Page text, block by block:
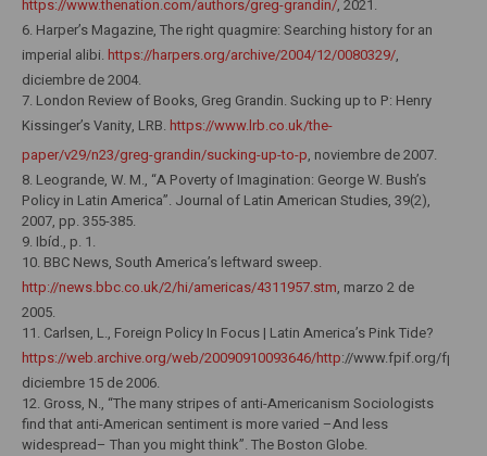
https://www.thenation.com/authors/greg-grandin/, 2021.
6. Harper’s Magazine, The right quagmire: Searching history for an
imperial alibi. https://harpers.org/archive/2004/12/0080329/,
diciembre de 2004.
7. London Review of Books, Greg Grandin. Sucking up to P: Henry
Kissinger’s Vanity, LRB. https://www.lrb.co.uk/the-
paper/v29/n23/greg-grandin/sucking-up-to-p, noviembre de 2007.
8. Leogrande, W. M., “A Poverty of Imagination: George W. Bush’s
Policy in Latin America”. Journal of Latin American Studies, 39(2),
2007, pp. 355-385.
9. Ibíd., p. 1.
10. BBC News, South America’s leftward sweep.
http://news.bbc.co.uk/2/hi/americas/4311957.stm, marzo 2 de
2005.
11. Carlsen, L., Foreign Policy In Focus | Latin America’s Pink Tide?
https://web.archive.org/web/20090910093646/http://www.fpif.org/fpiftxt/
diciembre 15 de 2006.
12. Gross, N., “The many stripes of anti-Americanism Sociologists
find that anti-American sentiment is more varied –And less
widespread– Than you might think”. The Boston Globe.